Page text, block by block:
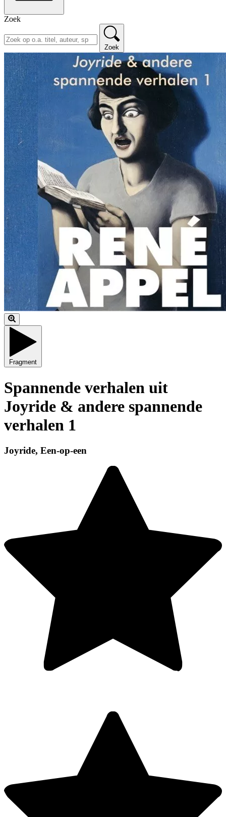
Zoek
Zoek
Fragment
Spannende verhalen uit
Joyride & andere spannende
verhalen 1
Joyride, Een-op-een